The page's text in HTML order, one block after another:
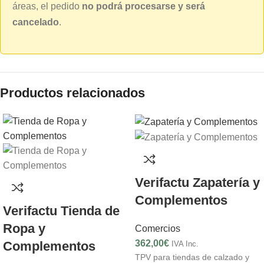
áreas, el pedido no podrá procesarse y será
cancelado.
Productos relacionados
Verifactu Tienda de
Ropa y
Complementos
Verifactu Zapatería y
Complementos
Comercios
362,00€ IVA Inc.
TPV para tiendas de calzado y